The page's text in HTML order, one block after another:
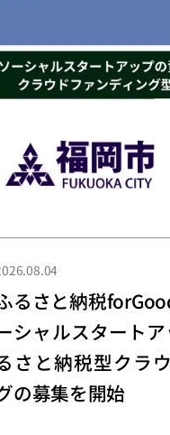
福岡市認定ソ
5社によるふ
ァンディン